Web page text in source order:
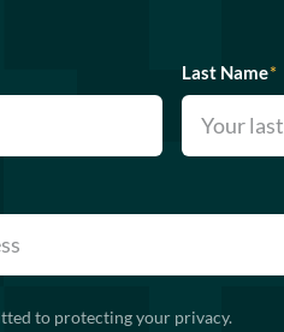
Last Name*
to protecting your privacy.